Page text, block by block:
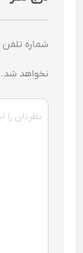
شماره
نخواهد شد.